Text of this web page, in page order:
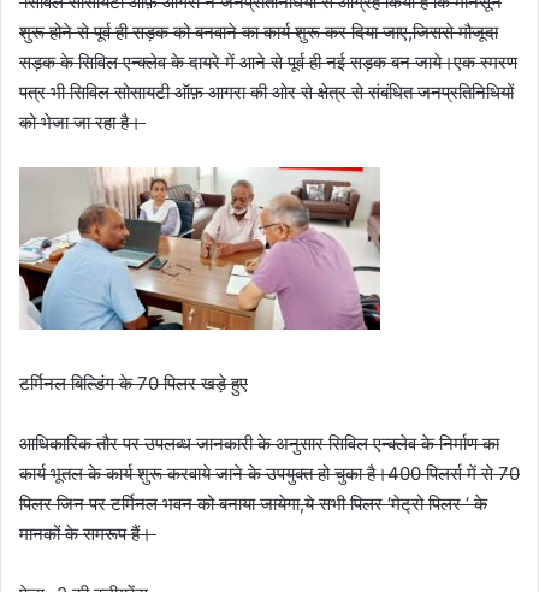
शुरू होने से पूर्व ही सड़क को बनवाने का कार्य शुरू कर दिया जाए,जिससे मौजूदा
सड़क के सिविल एन्क्लेव के दायरे में आने से पूर्व ही नई सड़क बन जाये।एक स्मरण
पत्र भी सिविल सोसायटी ऑफ़ आगरा की ओर से क्षेत्र से संबंधित जनप्रतिनिधियों
को भेजा जा रहा है।
टर्मिनल बिल्डिंग के 70 पिलर खड़े हुए
आधिकारिक तौर पर उपलब्ध जानकारी के अनुसार सिविल एन्क्लेव के निर्माण का
कार्य भूतल के कार्य शुरू करवाये जाने के उपयुक्त हो चुका है।400 पिलर्स में से 70
पिलर जिन पर टर्मिनल भवन को बनाया जायेगा,ये सभी पिलर ‘मेट्रो पिलर ‘ के
मानकों के समरूप हैं।